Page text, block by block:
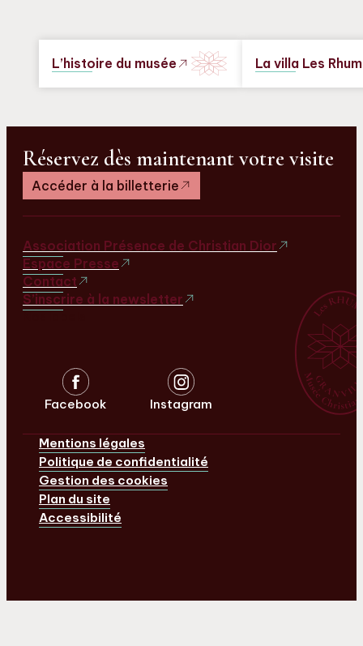
L’histoire du musée La villa Les
Réservez dès maintenant votre visite
Accéder à la billetterie
Association Présence de Christian Dior
Espace Presse
Contact
S’inscrire à la newsletter
Facebook Instagram
Mentions légales
Politique de confidentialité
Gestion des cookies
Plan du site
Accessibilité